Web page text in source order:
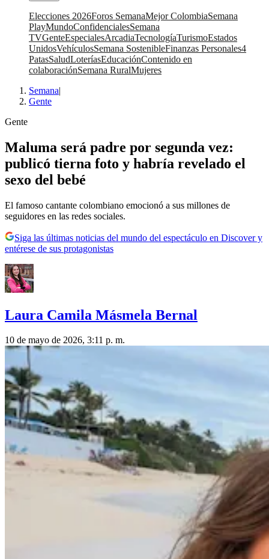
Elecciones 2026Foros SemanaMejor ColombiaSemana
PlayMundoConfidencialesSemana
TVGenteEspecialesArcadiaTecnologíaTurismoEstados
UnidosVehículosSemana SostenibleFinanzas Personales4
PatasSaludLoteríasEducaciónContenido en
colaboraciónSemana RuralMujeres
Semana|
Gente
Gente
Maluma será padre por segunda vez:
publicó tierna foto y habría revelado el
sexo del bebé
El famoso cantante colombiano emocionó a sus millones de
seguidores en las redes sociales.
Siga las últimas noticias del mundo del espectáculo en Discover y
entérese de sus protagonistas
Laura Camila Másmela Bernal
10 de mayo de 2026, 3:11 p. m.